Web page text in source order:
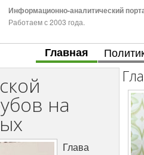
Информационно-аналитический
Работаем с 2003 года.
Главная
на
Глава